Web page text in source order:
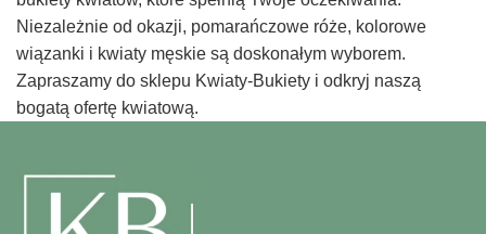
Niezależnie od okazji, pomarańczowe róże, kolorowe
wiązanki i kwiaty męskie są doskonałym wyborem.
Zapraszamy do sklepu Kwiaty-Bukiety i odkryj naszą
bogatą ofertę kwiatową.